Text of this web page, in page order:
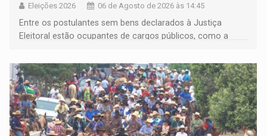
Eleições 2026 06 de Agosto de 2026 às 14:45
Entre os postulantes sem bens declarados à Justiça
Eleitoral estão ocupantes de cargos públicos, como a
Pedro Geovar (PP) e a vice-prefeita Magna dos Anjos
(NOVO)